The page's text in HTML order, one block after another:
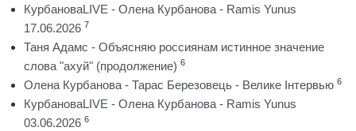
КурбановаLIVE - Олена Курбанова - Ramis Yunus
17.06.2026 7
Таня Адамс - Объясняю россиянам истинное значение
слова "ахуй" (продолжение) 6
Олена Курбанова - Тарас Березовець - Велике Інтервью 6
КурбановаLIVE - Олена Курбанова - Ramis Yunus
03.06.2026 6